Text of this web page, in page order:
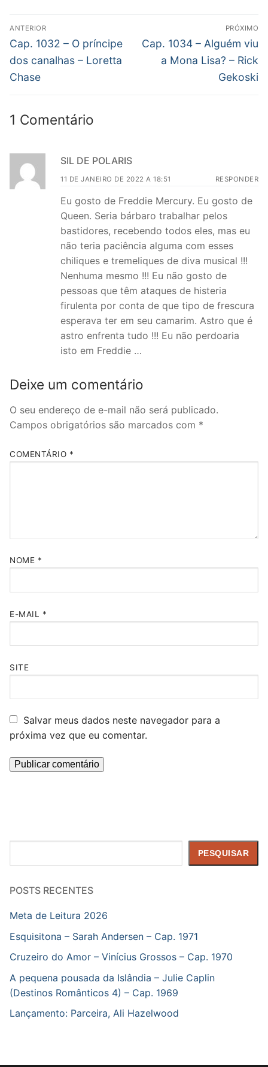
Navegação
de
Post
ANTERIOR
Post
anterior:
Cap. 1032 – O príncipe
dos canalhas – Loretta
Chase
PRÓXIMO
Próximo
post:
Cap. 1034 – Alguém viu
a Mona Lisa? – Rick
Gekoski
1 Comentário
SIL DE POLARIS
11 DE JANEIRO DE 2022 A 18:51 RESPONDER
Eu gosto de Freddie Mercury. Eu gosto de
Queen. Seria bárbaro trabalhar pelos
bastidores, recebendo todos eles, mas eu
não teria paciência alguma com esses
chiliques e tremeliques de diva musical !!!
Nenhuma mesmo !!! Eu não gosto de
pessoas que têm ataques de histeria
firulenta por conta de que tipo de frescura
esperava ter em seu camarim. Astro que é
astro enfrenta tudo !!! Eu não perdoaria
isto em Freddie …
Deixe um comentário
O seu endereço de e-mail não será publicado.
Campos obrigatórios são marcados com *
COMENTÁRIO *
NOME *
E-MAIL *
SITE
Salvar meus dados neste navegador para a
próxima vez que eu comentar.
PESQUISAR
POSTS RECENTES
Meta de Leitura 2026
Esquisitona – Sarah Andersen – Cap. 1971
Cruzeiro do Amor – Vinícius Grossos – Cap. 1970
A pequena pousada da Islândia – Julie Caplin
(Destinos Românticos 4) – Cap. 1969
Lançamento: Parceira, Ali Hazelwood